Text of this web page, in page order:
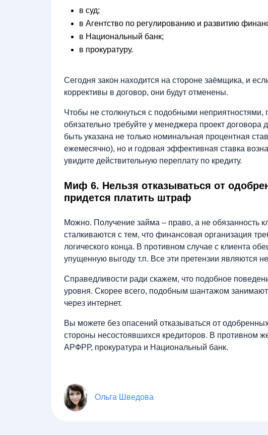
в суд;
в Агентство по регулированию и развитию
в Национальный банк;
в прокуратуру.
Сегодня закон находится на стороне заёмщика, и
коррективы в договор, они будут отменены.
Чтобы не столкнуться с подобными неприятностями,
обязательно требуйте у менеджера проект договора
быть указана не только номинальная процентная
ежемесячно), но и годовая эффективная ставка
увидите действительную переплату по кредиту.
Миф 6. Нельзя отказываться от
придется платить штраф
Можно. Получение займа – право, а не обязанность
сталкиваются с тем, что финансовая организация
логического конца. В противном случае с клиента
упущенную выгоду т.п. Все эти претензии являются
Справедливости ради скажем, что подобное
уровня. Скорее всего, подобным шантажом
через интернет.
Вы можете без опасений отказываться от
стороны несостоявшихся кредиторов. В противном
АРФРР, прокуратура и Национальный банк.
Ольга Шведова